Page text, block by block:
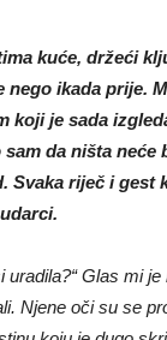
kuće, držeći
nego ikada prije.
koji je sada
da ništa neće
Svaka riječ i gest
uradila?“ Glas mi
Njene oči su se